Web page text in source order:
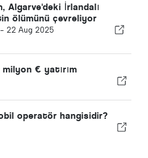
Algarve'deki İrlandalı
ölümünü çevreliyor
22 Aug 2025
€ yatırım
operatör hangisidir?